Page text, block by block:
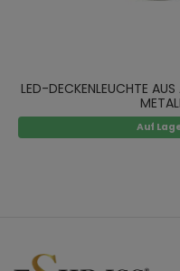
LED-DECKENLEUCHTE
Auf